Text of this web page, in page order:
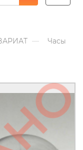
Часы